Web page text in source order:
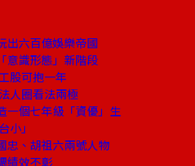
出六百億娛樂帝國
意識形態」新階段
股可抱一年
人圈看法兩極
一個七年級「資優」生
小」
忠、胡祖六兩號人物
績效不彰